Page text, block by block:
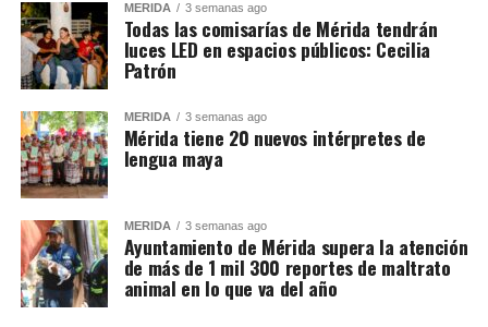
MÉRIDA 3 semanas ago
Todas las comisarías de Mérida tendrán
luces LED en espacios públicos: Cecilia
Patrón
MÉRIDA 3 semanas ago
Mérida tiene 20 nuevos intérpretes de
lengua maya
MÉRIDA 3 semanas ago
Ayuntamiento de Mérida supera la atención
de más de 1 mil 300 reportes de maltrato
animal en lo que va del año